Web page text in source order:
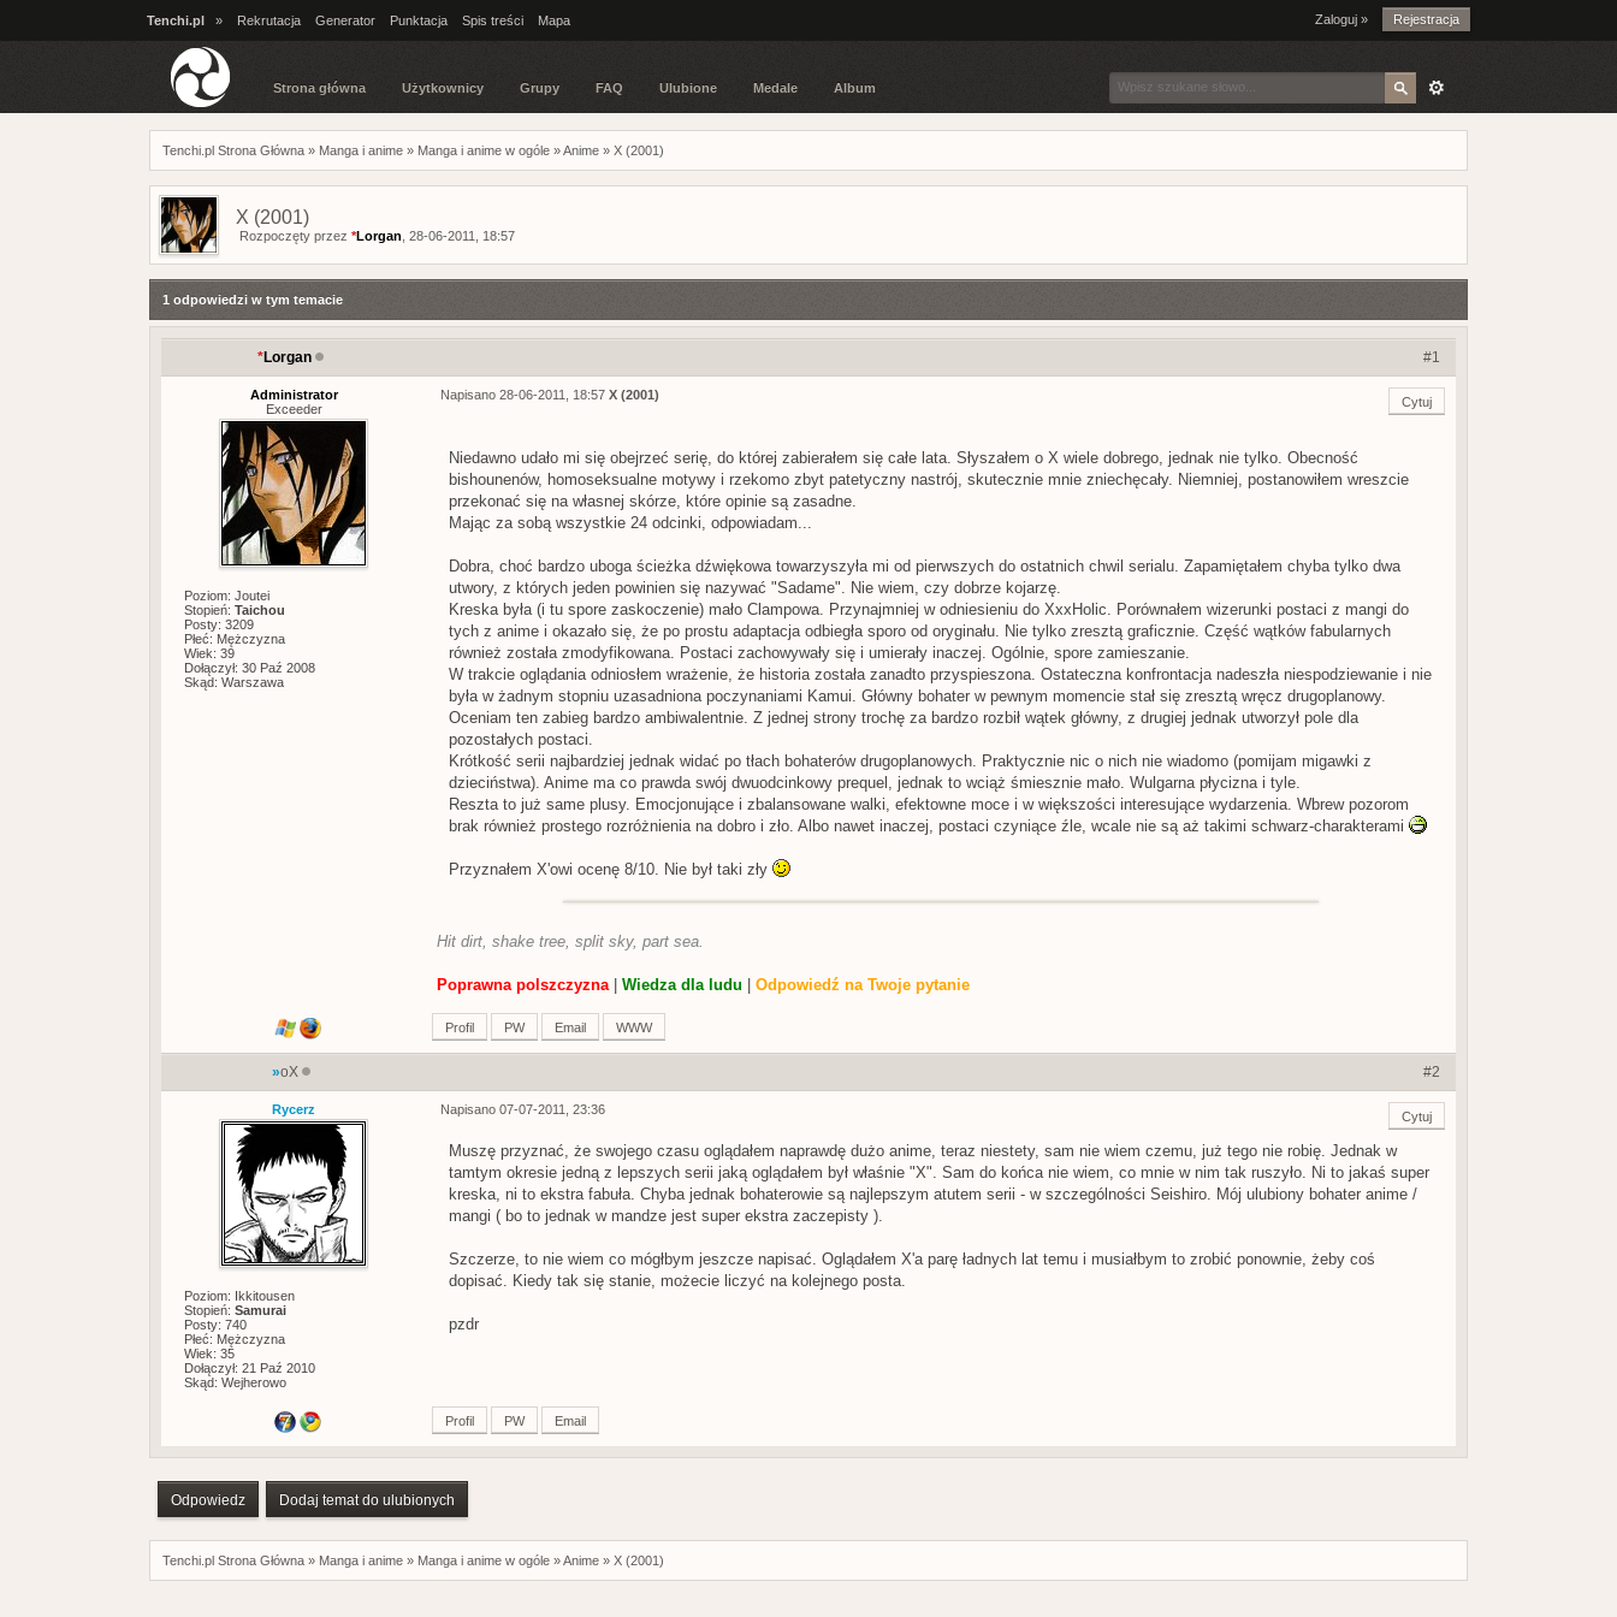
Tenchi.pl » Rekrutacja Generator Punktacja Spis treści Mapa Zaloguj » Rejestracja
Strona główna Użytkownicy Grupy FAQ Ulubione Medale Album
Tenchi.pl Strona Główna » Manga i anime » Manga i anime w ogóle »Anime » X (2001)
X (2001)
Rozpoczęty przez *Lorgan , 28-06-2011, 18:57
1 odpowiedzi w tym temacie
*Lorgan #1
Administrator
Exceeder
Poziom: Joutei
Stopień: Taichou
Posty: 3209
Płeć: Mężczyzna
Wiek: 39
Dołączył: 30 Paź 2008
Skąd: Warszawa
Napisano 28-06-2011, 18:57 X (2001) Cytuj
Niedawno udało mi się obejrzeć serię, do której zabierałem się całe lata. Słyszałem o X wiele dobrego, jednak nie tylko. Obecność
bishounenów, homoseksualne motywy i rzekomo zbyt patetyczny nastrój, skutecznie mnie zniechęcały. Niemniej, postanowiłem wreszcie
przekonać się na własnej skórze, które opinie są zasadne.
Mając za sobą wszystkie 24 odcinki, odpowiadam...
Dobra, choć bardzo uboga ścieżka dźwiękowa towarzyszyła mi od pierwszych do ostatnich chwil serialu. Zapamiętałem chyba tylko dwa
utwory, z których jeden powinien się nazywać "Sadame". Nie wiem, czy dobrze kojarzę.
Kreska była (i tu spore zaskoczenie) mało Clampowa. Przynajmniej w odniesieniu do XxxHolic. Porównałem wizerunki postaci z mangi do
tych z anime i okazało się, że po prostu adaptacja odbiegła sporo od oryginału. Nie tylko zresztą graficznie. Część wątków fabularnych
również została zmodyfikowana. Postaci zachowywały się i umierały inaczej. Ogólnie, spore zamieszanie.
W trakcie oglądania odniosłem wrażenie, że historia została zanadto przyspieszona. Ostateczna konfrontacja nadeszła niespodziewanie i nie
była w żadnym stopniu uzasadniona poczynaniami Kamui. Główny bohater w pewnym momencie stał się zresztą wręcz drugoplanowy.
Oceniam ten zabieg bardzo ambiwalentnie. Z jednej strony trochę za bardzo rozbił wątek główny, z drugiej jednak utworzył pole dla
pozostałych postaci.
Krótkość serii najbardziej jednak widać po tłach bohaterów drugoplanowych. Praktycznie nic o nich nie wiadomo (pomijam migawki z
dzieciństwa). Anime ma co prawda swój dwuodcinkowy prequel, jednak to wciąż śmiesznie mało. Wulgarna płycizna i tyle.
Reszta to już same plusy. Emocjonujące i zbalansowane walki, efektowne moce i w większości interesujące wydarzenia. Wbrew pozorom
brak również prostego rozróżnienia na dobro i zło. Albo nawet inaczej, postaci czyniące źle, wcale nie są aż takimi schwarz-charakterami
Przyznałem X'owi ocenę 8/10. Nie był taki zły
Hit dirt, shake tree, split sky, part sea.
Poprawna polszczyzna| Wiedza dla ludu Odpowiedź na Twoje pytanie
Profil PW Email WWW
»oX #2
Rycerz
Poziom: Ikkitousen
Stopień: Samurai
Posty: 740
Płeć: Mężczyzna
Wiek: 35
Dołączył: 21 Paź 2010
Skąd: Wejherowo
Napisano 07-07-2011, 23:36 Cytuj
Muszę przyznać, że swojego czasu oglądałem naprawdę dużo anime, teraz niestety, sam nie wiem czemu, już tego nie robię. Jednak w
tamtym okresie jedną z lepszych serii jaką oglądałem był właśnie "X". Sam do końca nie wiem, co mnie w nim tak ruszyło. Ni to jakaś super
kreska, ni to ekstra fabuła. Chyba jednak bohaterowie są najlepszym atutem serii - w szczególności Seishiro. Mój ulubiony bohater anime /
mangi ( bo to jednak w mandze jest super ekstra zaczepisty ).
Szczerze, to nie wiem co mógłbym jeszcze napisać. Oglądałem X'a parę ładnych lat temu i musiałbym to zrobić ponownie, żeby coś
dopisać. Kiedy tak się stanie, możecie liczyć na kolejnego posta.
pzdr
Profil PW Email
Odpowiedz Dodaj temat do ulubionych
Tenchi.pl Strona Główna » Manga i anime » Manga i anime w ogóle »Anime » X (2001)